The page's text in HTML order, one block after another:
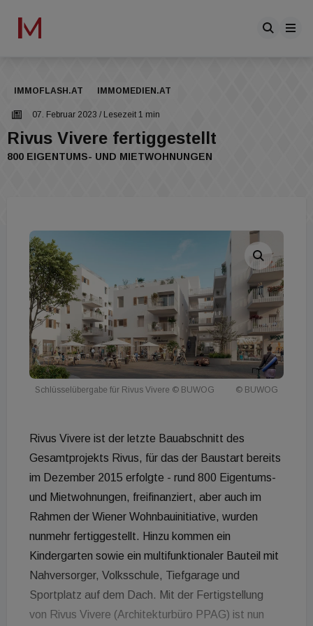
IMMOFLASH.AT IMMOMEDIEN.AT
07. Februar 2023 / Lesezeit 1 min
Rivus Vivere fertiggestellt
800 EIGENTUMS- UND MIETWOHNUNGEN
Schlüsselübergabe für Rivus Vivere © BUWOG © BUWOG
Rivus Vivere ist der letzte Bauabschnitt des
Gesamtprojekts Rivus, für das der Baustart bereits
im Dezember 2015 erfolgte - rund 800 Eigentums-
und Mietwohnungen, freifinanziert, aber auch im
Rahmen der Wiener Wohnbauinitiative, wurden
nunmehr fertiggestellt. Hinzu kommen ein
Kindergarten sowie ein multifunktionaler Bauteil mit
Nahversorger, Volksschule, Tiefgarage und
Sportplatz auf dem Dach. Mit der Fertigstellung
von Rivus Vivere (Architekturbüro PPAG) ist nun